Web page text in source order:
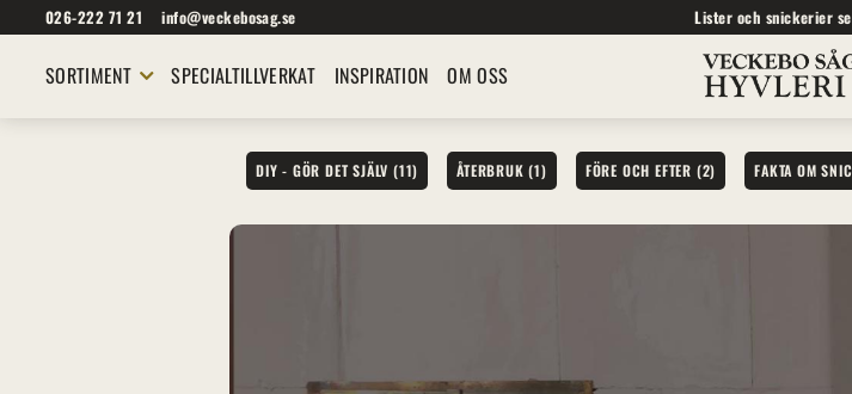
026-222 71 21 info@veckebosag.se Lister och snickerier
SORTIMENT SPECIALTILLVERKAT INSPIRATION OM OSS
DIY - GÖR DET SJÄLV (11) ÅTERBRUK (1) FÖRE OCH EFTER (2) FAKTA OM